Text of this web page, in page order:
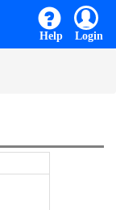
Help Login